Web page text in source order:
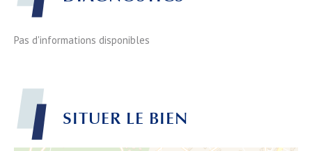
Pas d'informations disponibles
SITUER LE BIEN